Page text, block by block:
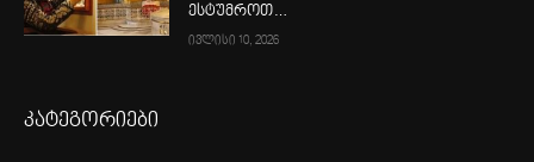
ესტუმროთ…
ივლისი 10, 2026
კატეგორიები